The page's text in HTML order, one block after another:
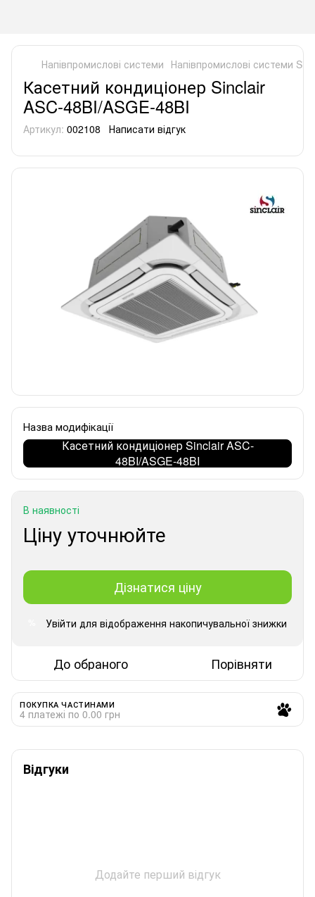
Напівпромислові системи Напівпромислові системи
Касетний кондиціонер Sinclair
ASC-48BI/ASGE-48BI
Артикул: 002108 Написати відгук
Назва модифікації
Касетний кондиціонер Sinclair ASC-
48BI/ASGE-48BI
В наявності
Ціну уточнюйте
Дізнатися ціну
Увійти для відображення накопичувальної знижки
До обраного Порівняти
ПОКУПКА ЧАСТИНАМИ
4 платежі по 0.00 грн
Відгуки
Додайте перший відгук